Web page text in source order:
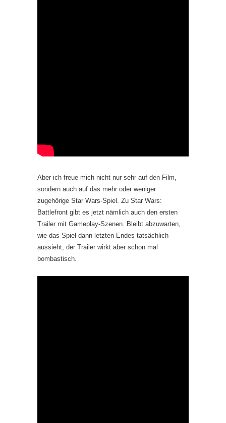
Aber ich freue mich nicht nur sehr auf den Film,
sondern auch auf das mehr oder weniger
zugehörige Star Wars-Spiel. Zu Star Wars:
Battlefront gibt es jetzt nämlich auch den ersten
Trailer mit Gameplay-Szenen. Bleibt abzuwarten,
wie das Spiel dann letzten Endes tatsächlich
aussieht, der Trailer wirkt aber schon mal
bombastisch.